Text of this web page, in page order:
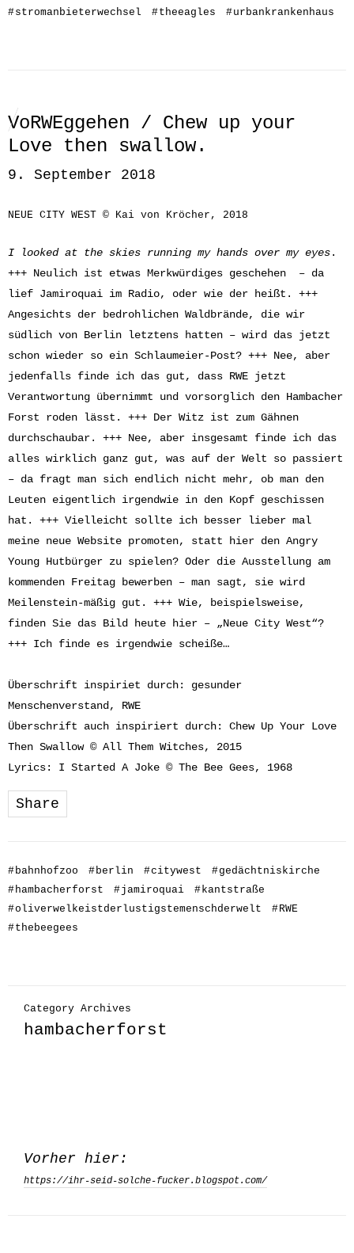
#stromanbieterwechsel #theeagles #urbankrankenhaus
VoRWEggehen / Chew up your
Love then swallow.
9. September 2018
NEUE CITY WEST © Kai von Kröcher, 2018
I looked at the skies running my hands over my eyes.
+++ Neulich ist etwas Merkwürdiges geschehen – da
lief Jamiroquai im Radio, oder wie der heißt. +++
Angesichts der bedrohlichen Waldbrände, die wir
südlich von Berlin letztens hatten – wird das jetzt
schon wieder so ein Schlaumeier-Post? +++ Nee, aber
jedenfalls finde ich das gut, dass RWE jetzt
Verantwortung übernimmt und vorsorglich den Hambacher
Forst roden lässt. +++ Der Witz ist zum Gähnen
durchschaubar. +++ Nee, aber insgesamt finde ich das
alles wirklich ganz gut, was auf der Welt so passiert
– da fragt man sich endlich nicht mehr, ob man den
Leuten eigentlich irgendwie in den Kopf geschissen
hat. +++ Vielleicht sollte ich besser lieber mal
meine neue Website promoten, statt hier den Angry
Young Hutbürger zu spielen? Oder die Ausstellung am
kommenden Freitag bewerben – man sagt, sie wird
Meilenstein-mäßig gut. +++ Wie, beispielsweise,
finden Sie das Bild heute hier – „Neue City West“?
+++ Ich finde es irgendwie scheiße…
Überschrift inspiriet durch: gesunder
Menschenverstand, RWE
Überschrift auch inspiriert durch: Chew Up Your Love
Then Swallow © All Them Witches, 2015
Lyrics: I Started A Joke © The Bee Gees, 1968
Share
#bahnhofzoo #berlin #citywest #gedächtniskirche
#hambacherforst #jamiroquai #kantstraße
#oliverwelkeistderlustigstemenschderwelt #RWE
#thebeegees
Category Archives
hambacherforst
Vorher hier:
https://ihr-seid-solche-fucker.blogspot.com/